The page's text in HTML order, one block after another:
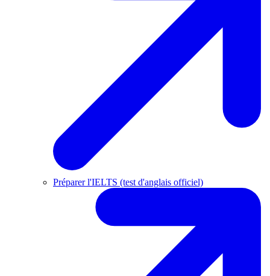
Préparer l'IELTS (test d'anglais officiel)